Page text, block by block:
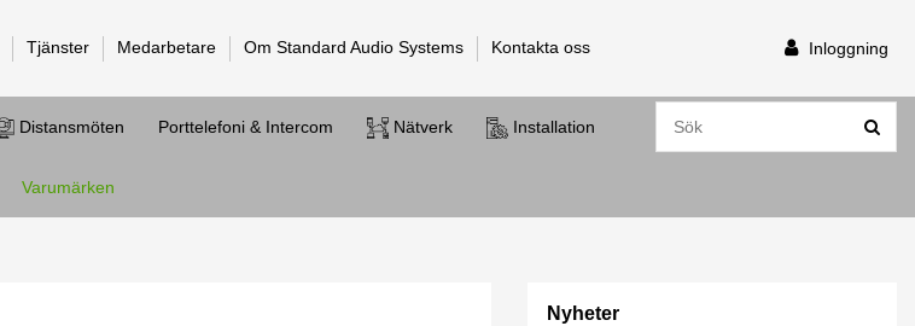
Tjänster Medarbetare Om Standard Audio Systems Kontakta oss Inloggning
Distansmöten Porttelefoni & Intercom Nätverk Installation
Varumärken
Nyheter